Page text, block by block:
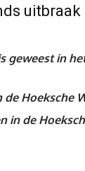
in
Hoeksche
in de